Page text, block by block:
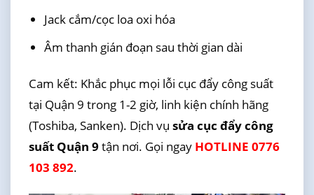
Jack cắm/cọc loa oxi hóa
Âm thanh gián đoạn sau thời gian dài
Cam kết: Khắc phục mọi lỗi cục đẩy công suất
tại Quận 9 trong 1-2 giờ, linh kiện chính hãng
(Toshiba, Sanken). Dịch vụ sửa cục đẩy công
suất Quận 9 tận nơi. Gọi ngay HOTLINE 0776
103 892.